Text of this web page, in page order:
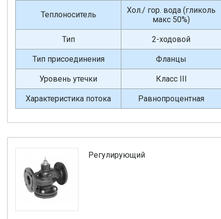
Теплоноситель
Хол./ гор. вода (гликоль
макс 50%)
Тип 2-ходовой
Тип присоединения Фланцы
Уровень утечки Класс III
Характеристика потока Равнопроцентная
Регулирующий